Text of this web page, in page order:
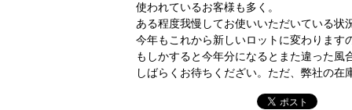
使われているお客様も多く。
ある程度我慢してお使いいただいている状
今年もこれから新しいロットに変わります
もしかすると今年分になるとまた違った風
しばらくお待ちくだざい。ただ、弊社の